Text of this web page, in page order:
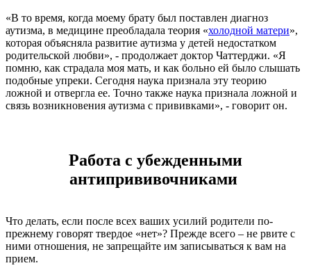
«В то время, когда моему брату был поставлен диагноз
аутизма, в медицине преобладала теория «холодной матери»,
которая объясняла развитие аутизма у детей недостатком
родительской любви», - продолжает доктор Чаттерджи. «Я
помню, как страдала моя мать, и как больно ей было слышать
подобные упреки. Сегодня наука признала эту теорию
ложной и отвергла ее. Точно также наука признала ложной и
связь возникновения аутизма с прививками», - говорит он.
Работа с убежденными
антипрививочниками
Что делать, если после всех ваших усилий родители по-
прежнему говорят твердое «нет»? Прежде всего – не рвите с
ними отношения, не запрещайте им записываться к вам на
прием.